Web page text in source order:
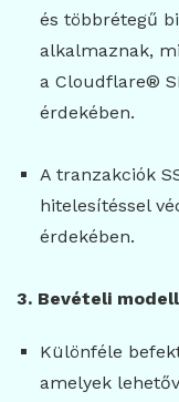
és többrétegű
alkalmaznak,
a Cloudflare®
érdekében.
A tranzakciók
hitelesítéssel
érdekében.
3. Bevételi
Különféle
amelyek